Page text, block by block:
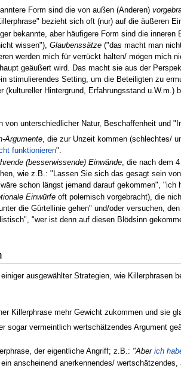
Form sind die von außen (Anderen)
bezieht sich oft (nur) auf die äußeren
bekannte, aber häufigere Form sind die
wissen"),Glaubenssätze ("das macht man
werden mich für verrückt halten/ mögen mich
geäußert wird. Das macht sie aus der
stimulierendes Setting, um die Beteiligten zu
(kultureller Hintergrund, Erfahrungsstand
von unterschiedlicher Natur, Beschaffenheit und
Argumente , die zur Unzeit kommen (schlechtes/
funktionieren".
(besserwissende) Einwände , die nach dem
wie z.B.: "Lassen Sie sich das gesagt sein
schon längst jemand darauf gekommen", "ich
Einwürfe oft polemisch vorgebracht), die
die Gürtellinie gehen" und/oder versuchen,
"wer ist denn auf diesen Blödsinn
ausgewählter Strategien, wie Killerphrasen
Killerphrase mehr Gewicht zukommen und sie
sogar vermeintlich wertschätzendes Argument
der eigentliche Angriff; z.B.: "Aber ich
anscheinend anerkennendes/